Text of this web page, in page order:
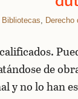
Bibliotecas, Derecho
de
y no lo han